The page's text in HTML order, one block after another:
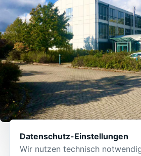
Datenschutz-Einstellungen
Wir nutzen technisch